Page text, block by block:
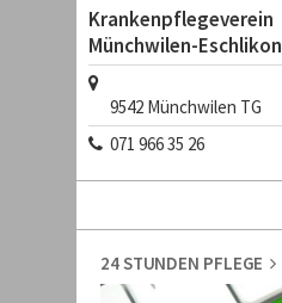
Krankenpflegeverein
Münchwilen-Eschlikon
9542 Münchwilen TG
071 966 35 26
24 STUNDEN PFLEGE